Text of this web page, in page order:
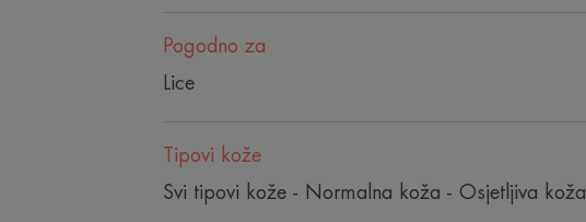
Pogodno za
Lice
Tipovi kože
Svi tipovi kože - Normalna koža - Osjetljiva koža